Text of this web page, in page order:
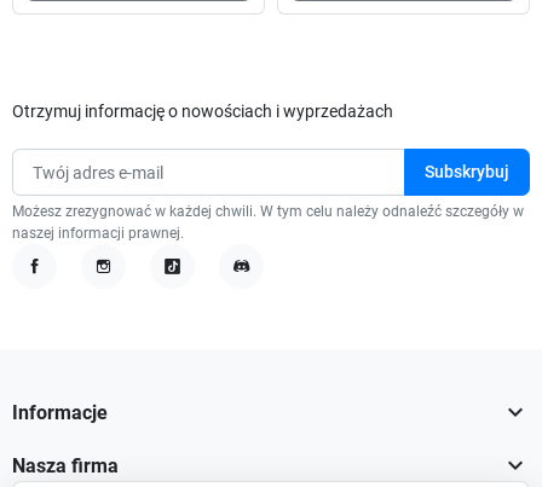
Otrzymuj informację o nowościach i wyprzedażach
Możesz zrezygnować w każdej chwili. W tym celu należy odnaleźć szczegóły w
naszej informacji prawnej.
Informacje 
Nasza firma 